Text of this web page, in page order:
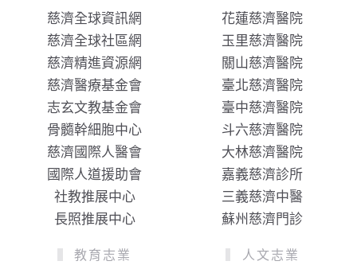
慈濟全球資訊網
慈濟全球社區網
慈濟精進資源網
慈濟醫療基金會
志玄文教基金會
骨髓幹細胞中心
慈濟國際人醫會
國際人道援助會
社教推展中心
長照推展中心
花蓮慈濟醫院
玉里慈濟醫院
關山慈濟醫院
臺北慈濟醫院
臺中慈濟醫院
斗六慈濟醫院
大林慈濟醫院
嘉義慈濟診所
三義慈濟中醫
蘇州慈濟門診
教育志業 人文志業